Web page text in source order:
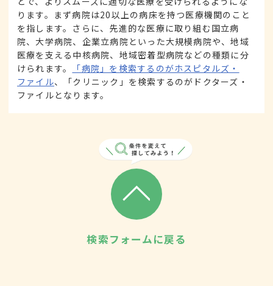
ります。まず病院は20以上の病床を持つ医療機関のこと
を指します。さらに、先進的な医療に取り組む国立病
院、大学病院、企業立病院といった大規模病院や、地域
医療を支える中核病院、地域密着型病院などの種類に分
けられます。
「病院」を検索するのがホスピタルズ・
ファイル、「クリニック」を検索するのがドクターズ・
ファイルとなります。
検索フォームに戻る